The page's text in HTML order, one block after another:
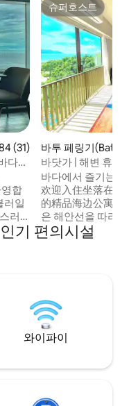
4.84점(5점 만점), 후기 31
(31)
다
합
러
사할
중
엿
라
감
니
홍
밤의
슈퍼호스트
슈퍼호스트
바투 페링기(Batu
의 콘도미니엄
바닷가 | 해변 휴양
바다에서 즐기는
欢迎入住坐落在槟
的精品海边公寓！ 하드록과 파크로열과 같
은 해안선을 따라
요. 아름다운 바다
대담한 색상, 자연
해변 애호가에게
식을 취하며 페낭
하세요!
기 편의시설
와이파이